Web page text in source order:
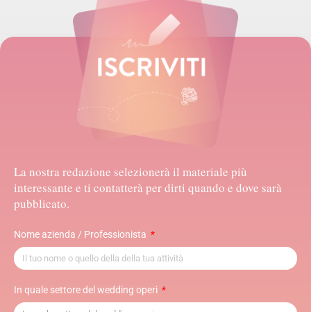
La nostra redazione selezionerà il materiale più
interessante e ti contatterà per dirti quando e dove sarà
pubblicato.
Nome azienda / Professionista
In quale settore del wedding operi